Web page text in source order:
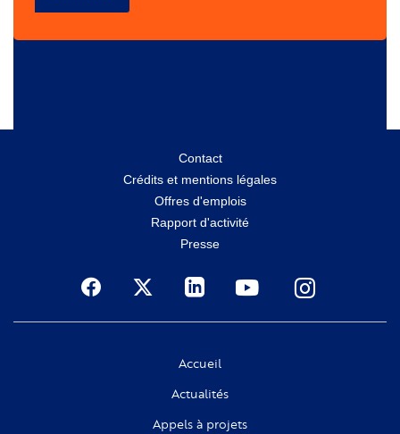
Contact
Crédits et mentions légales
Offres d'emplois
Rapport d'activité
Presse
Social
Accueil
Actualités
Appels à projets